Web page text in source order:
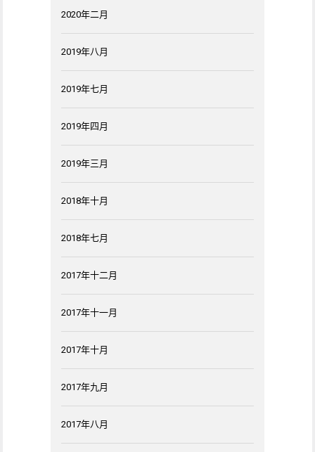
2020年二月
2019年八月
2019年七月
2019年四月
2019年三月
2018年十月
2018年七月
2017年十二月
2017年十一月
2017年十月
2017年九月
2017年八月